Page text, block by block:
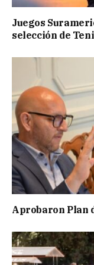
Juegos
selección de
Aprobaron Plan